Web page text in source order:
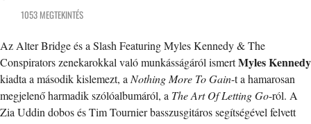
1053 MEGTEKINTÉS
Az Alter Bridge és a Slash Featuring Myles Kennedy & The
Conspirators zenekarokkal való munkásságáról ismertMyles Kennedy
kiadta a második kislemezt, aNothing More To Gain-t a hamarosan
megjelenő harmadik szólóalbumáról, a The Art Of Letting Go-ról. A
Zia Uddin dobos és Tim Tournier basszusgitáros segítségével felvett